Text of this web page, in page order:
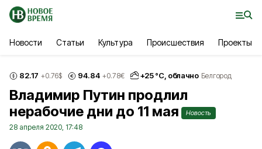
Новости Статьи Культура Происшествия Проекты
82.17 +0.76$ 94.84 +0.78€ +25°С, облачно Белгород
Владимир Путин продлил
нерабочие дни до 11 мая
Новость
28 апреля 2020, 17:48